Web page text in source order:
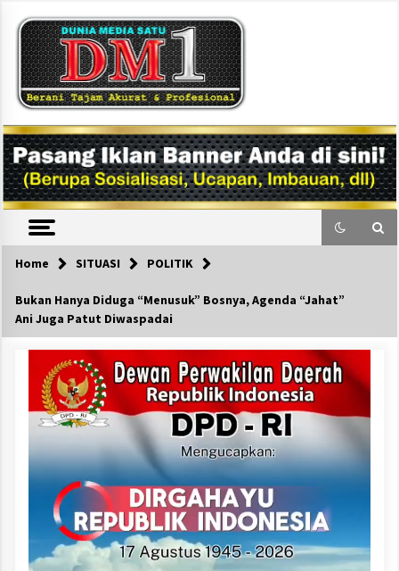
content
DM1
Home SITUASI POLITIK
Bukan Hanya Diduga “Menusuk” Bosnya, Agenda “Jahat”
Ani Juga Patut Diwaspadai